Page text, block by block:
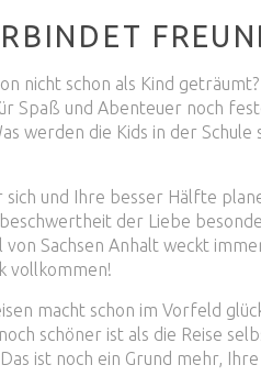
nicht schon als Kind
und Abenteuer noch
werden die Kids in der
und Ihre besser Hälfte
der Liebe
Sachsen Anhalt weckt
vollkommen!
macht schon im Vorfeld
schöner ist als die Reise
ist noch ein Grund mehr,